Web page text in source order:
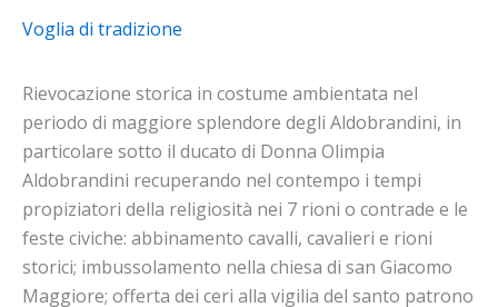
Voglia di tradizione
Rievocazione storica in costume ambientata nel
periodo di maggiore splendore degli Aldobrandini, in
particolare sotto il ducato di Donna Olimpia
Aldobrandini recuperando nel contempo i tempi
propiziatori della religiosità nei 7 rioni o contrade e le
feste civiche: abbinamento cavalli, cavalieri e rioni
storici; imbussolamento nella chiesa di san Giacomo
Maggiore; offerta dei ceri alla vigilia del santo patrono